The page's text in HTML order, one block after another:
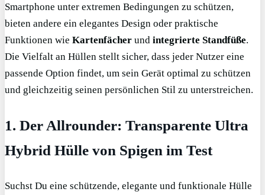
Smartphone unter extremen Bedingungen zu schützen,
bieten andere ein elegantes Design oder praktische
Funktionen wie Kartenfächer und integrierte Standfüße.
Die Vielfalt an Hüllen stellt sicher, dass jeder Nutzer eine
passende Option findet, um sein Gerät optimal zu schützen
und gleichzeitig seinen persönlichen Stil zu unterstreichen.
1. Der Allrounder: Transparente Ultra
Hybrid Hülle von Spigen im Test
Suchst Du eine schützende, elegante und funktionale Hülle